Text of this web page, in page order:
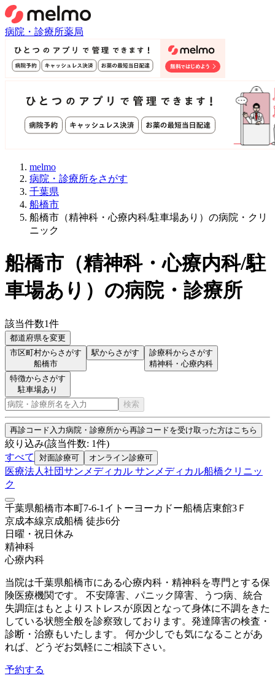
病院・診療所薬局
melmo
病院・診療所をさがす
千葉県
船橋市
船橋市（精神科・心療内科/駐車場あり）の病院・クリ
ニック
船橋市 （精神科・心療内科/駐
車場あり ） の病院・診療所
該当件数1件
都道府県を変更
市区町村からさがす
船橋市
駅からさがす
診療科からさがす
精神科・心療内科
特徴からさがす
駐車場あり
検索
再診コード入力病院・診療所から再診コードを受け取った方はこちら
絞り込み(該当件数: 1件)
すべて
対面診療可 オンライン診療可
医療法人社団サンメディカル サンメディカル船橋クリニッ
ク
千葉県船橋市本町7-6-1イトーヨーカドー船橋店東館3Ｆ
京成本線京成船橋 徒歩6分
日曜・祝日 休み
精神科
心療内科
当院は千葉県船橋市にある心療内科・精神科を専門とする保
険医療機関です。 不安障害、パニック障害、うつ病、統合
失調症はもとよりストレスが原因となって身体に不調をきた
している状態全般を診察致しております。発達障害の検査・
診断・治療もいたします。 何か少しでも気になることがあ
れば、どうぞお気軽にご相談下さい。
予約する